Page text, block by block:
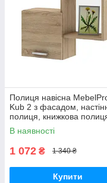
Полиця навісна
Kub 2 з фасадом,
полиця, книжкова
декоративна полиця в
кімнату, будинок.
В наявності
1 072 ₴ 1 340 ₴
Купити